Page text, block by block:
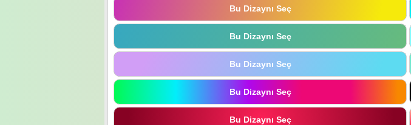
Bu Dizaynı Seç
Bu Dizaynı Seç
Bu Dizaynı Seç
Bu Dizaynı Seç
Bu Dizaynı Seç